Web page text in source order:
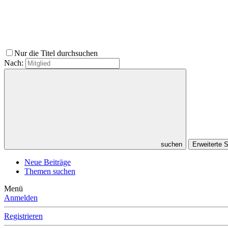
Nur die Titel durchsuchen
Nach:
suchen Erweiterte
Neue Beiträge
Themen suchen
Menü
Anmelden
Registrieren